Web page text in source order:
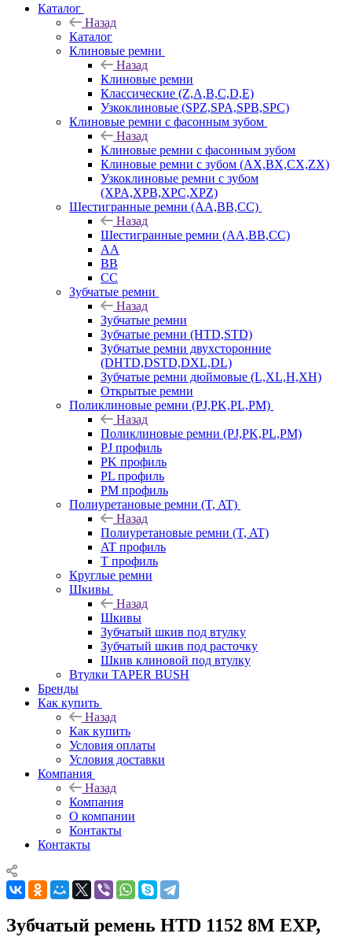
Каталог
Назад
Каталог
Клиновые ремни
Назад
Клиновые ремни
Классические (Z,A,B,C,D,E)
Узкоклиновые (SPZ,SPA,SPB,SPC)
Клиновые ремни с фасонным зубом
Назад
Клиновые ремни с фасонным зубом
Клиновые ремни с зубом (AX,BX,CX,ZX)
Узкоклиновые ремни с зубом
(XPA,XPB,XPC,XPZ)
Шестигранные ремни (AA,BB,CC)
Назад
Шестигранные ремни (AA,BB,CC)
AA
BB
CC
Зубчатые ремни
Назад
Зубчатые ремни
Зубчатые ремни (HTD,STD)
Зубчатые ремни двухсторонние
(DHTD,DSTD,DXL,DL)
Зубчатые ремни дюймовые (L,XL,H,XH)
Открытые ремни
Поликлиновые ремни (PJ,PK,PL,PM)
Назад
Поликлиновые ремни (PJ,PK,PL,PM)
PJ профиль
PK профиль
PL профиль
PM профиль
Полиуретановые ремни (T, AT)
Назад
Полиуретановые ремни (T, AT)
AT профиль
T профиль
Круглые ремни
Шкивы
Назад
Шкивы
Зубчатый шкив под втулку
Зубчатый шкив под расточку
Шкив клиновой под втулку
Втулки TAPER BUSH
Бренды
Как купить
Назад
Как купить
Условия оплаты
Условия доставки
Компания
Назад
Компания
О компании
Контакты
Контакты
Зубчатый ремень HTD 1152 8M EXP,